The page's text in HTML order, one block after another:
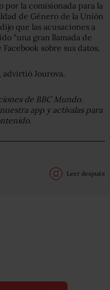
la comisionada para la
de Género de la Unión
que las acusaciones a
"una gran llamada de
sobre sus datos.
, advirtió Jourova.
de BBC Mundo.
app y actívalas para
.
Leer después